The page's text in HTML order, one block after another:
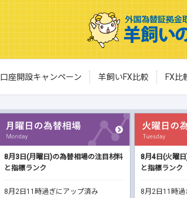
口座開設キャンペーン 羊飼いFX比較 FX比
8月3日(月曜日)の為替相場の注目材料
と指標ランク
8月2日11時過ぎにアップ済み
8月4日(火曜
と指標ランク
8月2日11時